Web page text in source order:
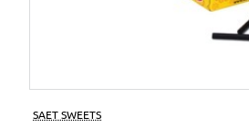
SAET SWEETS